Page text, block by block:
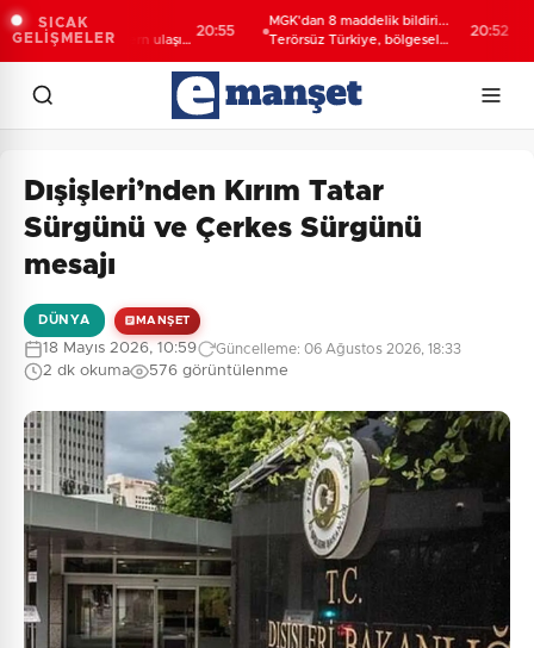
SICAK
GELİŞMELER
Darıca’ya
modern ulaşım
20:55
MGK'dan 8 maddelik bildiri...
Terörsüz Türkiye, bölgesel
20:52
Dışişleri’nden Kırım Tatar
Sürgünü ve Çerkes Sürgünü
mesajı
DÜNYA MANŞET
18 Mayıs 2026, 10:59 Güncelleme: 06 Ağustos 2026, 18:33
2 dk okuma 576 görüntülenme